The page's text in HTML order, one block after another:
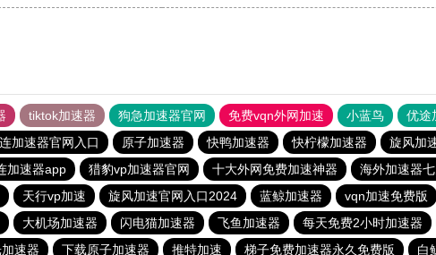
tiktok加速器 狗急加速器官网 免费vqn外网加速 小蓝鸟 优途
加速器官网入口 原子加速器 快鸭加速器 快柠檬加速器 旋风加
加速器app 猎豹vp加速器官网 十大外网免费加速神器 海外加速器
天行vp加速 旋风加速官网入口2024 蓝鲸加速器 vqn加速免费版
大机场加速器 闪电猫加速器 飞鱼加速器 每天免费2小时加速器
速器 下载原子加速器 推特加速 梯子免费加速器永久免费版 白